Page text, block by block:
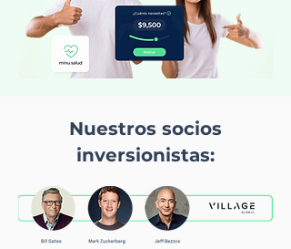
Nuestros socios
inversionistas: